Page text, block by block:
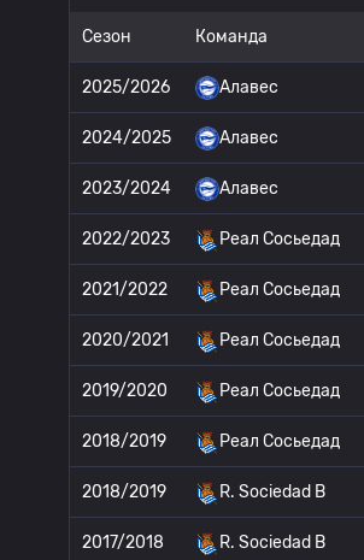
Сезон Команда
2025/2026 Алавес
2024/2025 Алавес
2023/2024 Алавес
2022/2023 Реал Сосьедад
2021/2022 Реал Сосьедад
2020/2021 Реал Сосьедад
2019/2020 Реал Сосьедад
2018/2019 Реал Сосьедад
2018/2019 R. Sociedad B
2017/2018 R. Sociedad B